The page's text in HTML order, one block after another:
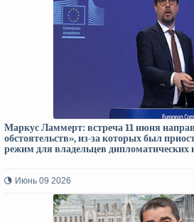
Маркус Ламмерт: встреча 11 июня
обстоятельств», из-за которых был
режим для владельцев дипломатических
Июнь 09 2026